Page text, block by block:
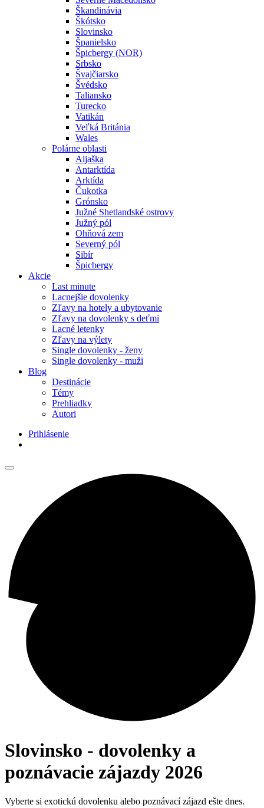
Škandinávia
Škótsko
Slovinsko
Španielsko
Špicbergy (NOR)
Srbsko
Švajčiarsko
Švédsko
Taliansko
Turecko
Vatikán
Veľká Británia
Wales
Polárne oblasti
Aljaška
Antarktída
Arktída
Čukotka
Grónsko
Južné Shetlandské ostrovy
Južný pól
Ohňová zem
Severný pól
Sibír
Špicbergy
Akcie
Last minute
Lacnejšie dovolenky
Zľavy na hotely a ubytovanie
Zľavy na dovolenky s deťmi
Lacné letenky
Zľavy na výlety
Single dovolenky - ženy
Single dovolenky - muži
Blog
Destinácie
Témy
Prehliadky
Autori
Prihlásenie
Slovinsko - dovolenky a
poznávacie zájazdy 2026
Vyberte si exotickú dovolenku alebo poznávací zájazd ešte dnes.